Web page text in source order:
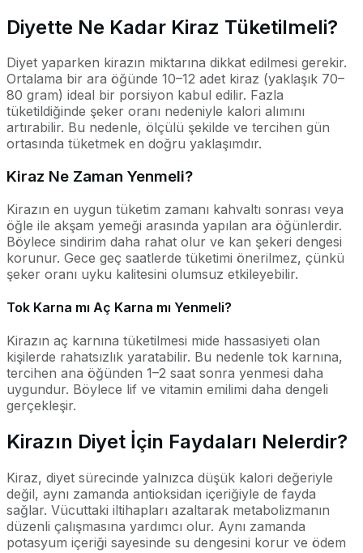
Diyette Ne Kadar Kiraz Tüketilmeli?
Diyet yaparken kirazın miktarına dikkat edilmesi gerekir.
Ortalama bir ara öğünde 10–12 adet kiraz (yaklaşık 70–
80 gram) ideal bir porsiyon kabul edilir. Fazla
tüketildiğinde şeker oranı nedeniyle kalori alımını
artırabilir. Bu nedenle, ölçülü şekilde ve tercihen gün
ortasında tüketmek en doğru yaklaşımdır.
Kiraz Ne Zaman Yenmeli?
Kirazın en uygun tüketim zamanı kahvaltı sonrası veya
öğle ile akşam yemeği arasında yapılan ara öğünlerdir.
Böylece sindirim daha rahat olur ve kan şekeri dengesi
korunur. Gece geç saatlerde tüketimi önerilmez, çünkü
şeker oranı uyku kalitesini olumsuz etkileyebilir.
Tok Karna mı Aç Karna mı Yenmeli?
Kirazın aç karnına tüketilmesi mide hassasiyeti olan
kişilerde rahatsızlık yaratabilir. Bu nedenle tok karnına,
tercihen ana öğünden 1–2 saat sonra yenmesi daha
uygundur. Böylece lif ve vitamin emilimi daha dengeli
gerçekleşir.
Kirazın Diyet İçin Faydaları Nelerdir?
Kiraz, diyet sürecinde yalnızca düşük kalori değeriyle
değil, aynı zamanda antioksidan içeriğiyle de fayda
sağlar. Vücuttaki iltihapları azaltarak metabolizmanın
düzenli çalışmasına yardımcı olur. Aynı zamanda
potasyum içeriği sayesinde su dengesini korur ve ödem